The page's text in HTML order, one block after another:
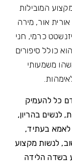
המובילות
אור, מירה
כרמי, חני
כולל סיפורים
משמעותי
כל להעמיק
לנשים בהריון,
לאמא בעתיד,
לנשות מקצוע
בשדה הלידה